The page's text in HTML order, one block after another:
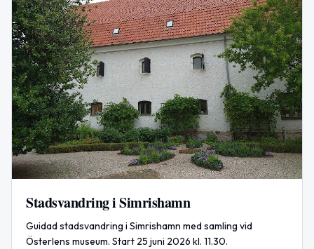
Stadsvandring i Simrishamn
Guidad stadsvandring i Simrishamn med samling vid
Österlens museum. Start 25 juni 2026 kl. 11.30.